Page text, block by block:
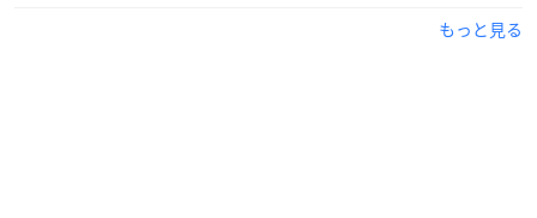
もっと見る